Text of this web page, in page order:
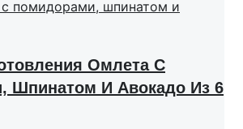
Омлета С
Шпинатом И Авокадо Из 6